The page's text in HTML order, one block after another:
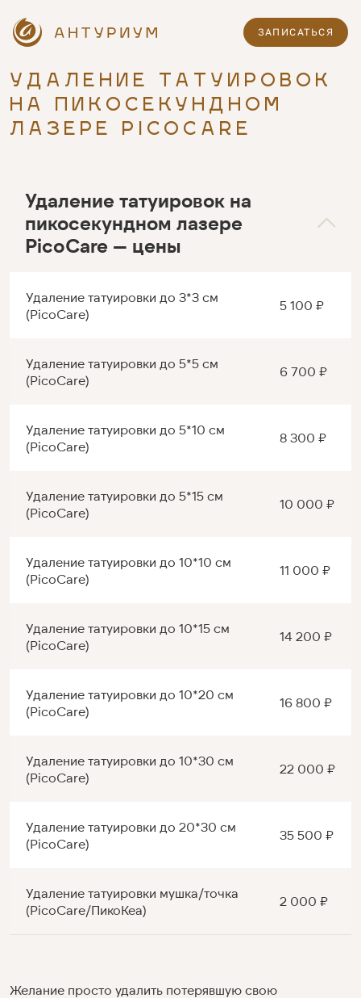
ЗАПИСАТЬСЯ
УДАЛЕНИЕ ТАТУИРОВОК
НА ПИКОСЕКУНДНОМ
ЛАЗЕРЕ PICOCARE
Удаление татуировок на
пикосекундном лазере
PicoCare — цены
Удаление татуировки до 3*3 см
(PicoCare)
5 100 ₽
Удаление татуировки до 5*5 см
(PicoCare)
6 700 ₽
Удаление татуировки до 5*10 см
(PicoCare)
8 300 ₽
Удаление татуировки до 5*15 см
(PicoCare)
10 000 ₽
Удаление татуировки до 10*10 см
(PicoCare)
11 000 ₽
Удаление татуировки до 10*15 см
(PicoCare)
14 200 ₽
Удаление татуировки до 10*20 см
(PicoCare)
16 800 ₽
Удаление татуировки до 10*30 см
(PicoCare)
22 000 ₽
Удаление татуировки до 20*30 см
(PicoCare)
35 500 ₽
Удаление татуировки мушка/точка
(PicoCare/ПикоКеа)
2 000 ₽
Желание просто удалить потерявшую свою